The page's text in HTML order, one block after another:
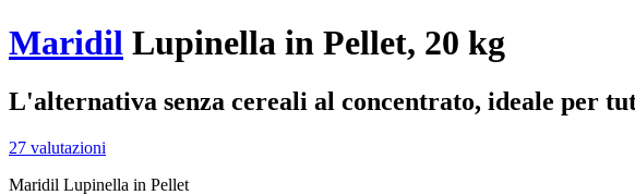
Maridil Lupinella in Pellet, 20 kg
L'alternativa senza cereali al concentrato, ideale per
27 valutazioni
Maridil Lupinella in Pellet